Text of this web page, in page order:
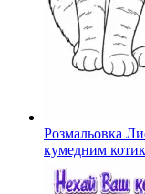
Розмальовка
кумедним